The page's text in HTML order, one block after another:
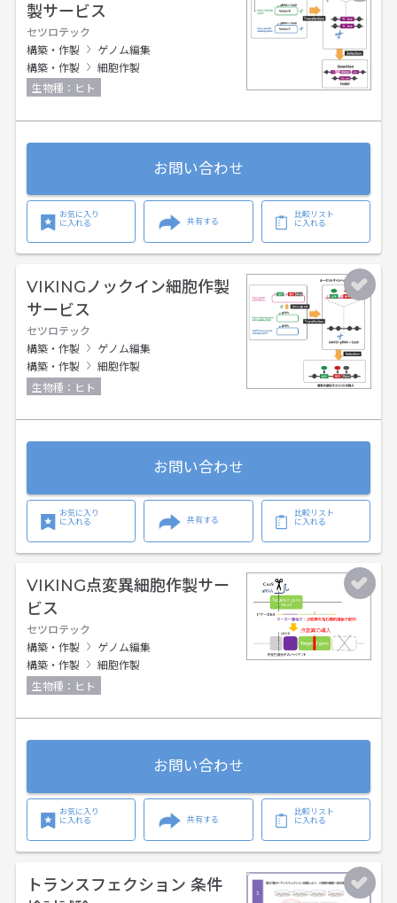
製サービス
セツロテック
構築・作製
ゲノム編集
構築・作製
細胞作製
生物種：ヒト
お問い合わせ
お気に入り
に入れる
共有する
比較リスト
に入れる
VIKINGノックイン細胞作製
サービス
セツロテック
構築・作製
ゲノム編集
構築・作製
細胞作製
生物種：ヒト
お問い合わせ
お気に入り
に入れる
共有する
比較リスト
に入れる
VIKING点変異細胞作製サー
ビス
セツロテック
構築・作製
ゲノム編集
構築・作製
細胞作製
生物種：ヒト
お問い合わせ
お気に入り
に入れる
共有する
比較リスト
に入れる
トランスフェクション 条件